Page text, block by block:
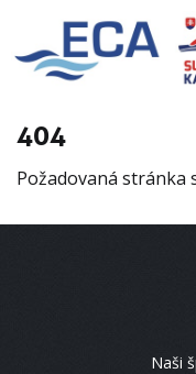
404
Požadovaná stránka
Naši